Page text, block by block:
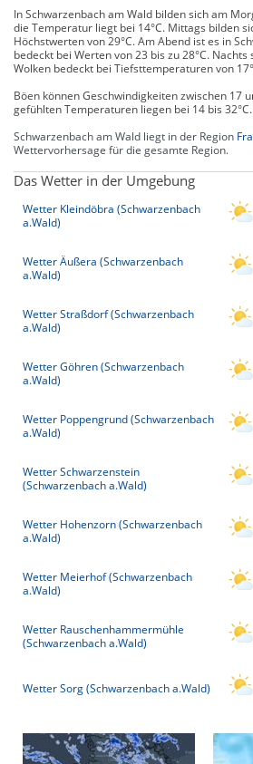
In Schwarzenbach am Wald bilden sich am
die Temperatur liegt bei 14°C. Mittags bilden
Höchstwerten von 29°C. Am Abend ist es in
bedeckt bei Werten von 23 bis zu 28°C.
Wolken bedeckt bei Tiefsttemperaturen von
Böen können Geschwindigkeiten zwischen 17
gefühlten Temperaturen liegen bei 14 bis 32°C.
Schwarzenbach am Wald liegt in der Region
Wettervorhersage für die gesamte Region.
Das Wetter in der Umgebung
Wetter Kleindöbra (Schwarzenbach
a.Wald)
Wetter Äußera (Schwarzenbach
a.Wald)
Wetter Straßdorf (Schwarzenbach
a.Wald)
Wetter Göhren (Schwarzenbach
a.Wald)
Wetter Poppengrund (Schwarzenbach
a.Wald)
Wetter Schwarzenstein
(Schwarzenbach a.Wald)
Wetter Hohenzorn (Schwarzenbach
a.Wald)
Wetter Meierhof (Schwarzenbach
a.Wald)
Wetter Rauschenhammermühle
(Schwarzenbach a.Wald)
Wetter Sorg (Schwarzenbach a.Wald)